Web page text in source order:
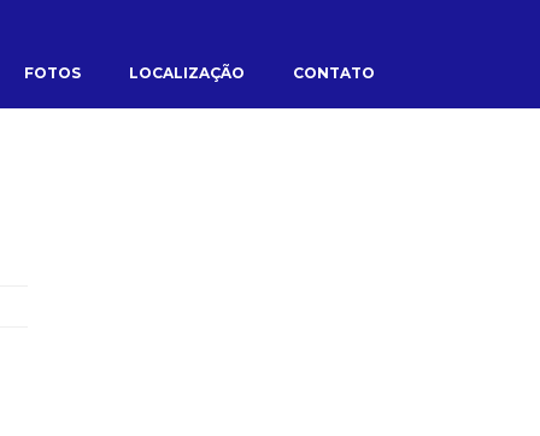
FOTOS LOCALIZAÇÃO CONTATO